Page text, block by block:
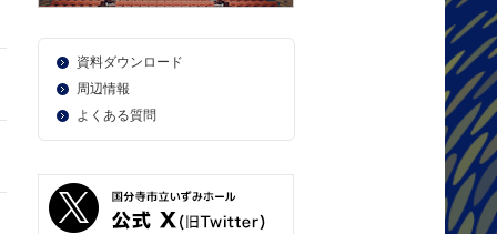
資料ダウンロード
周辺情報
よくある質問